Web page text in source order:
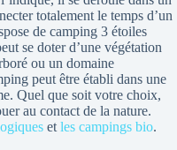
totalement le temps d’un
de camping 3 étoiles
se doter d’une végétation
ou un domaine
peut être établi dans une
Quel que soit votre choix,
au contact de la nature.
et les campings bio.